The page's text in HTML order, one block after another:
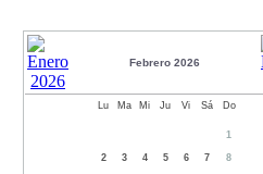
Febrero 2026
Lu Ma Mi Ju Vi Sá Do
1
2 3 4 5 6 7 8